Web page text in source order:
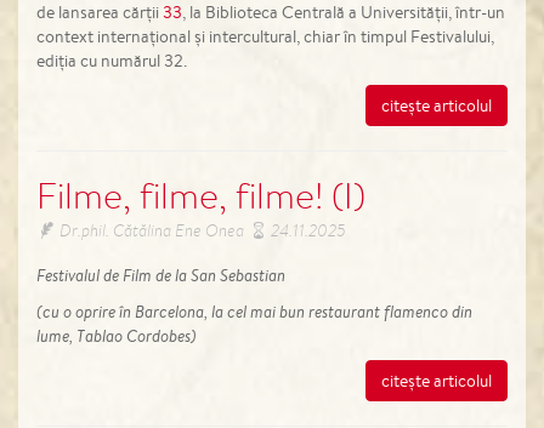
de lansarea cărții33, la Biblioteca Centrală a Universității, într-un
context internațional și intercultural, chiar în timpul Festivalului,
ediția cu numărul 32.
citește articolul
Filme, filme, filme! (I)
Dr.phil. Cătălina Ene Onea 24.11.2025
Festivalul de Film de la San Sebastian
(cu o oprire în Barcelona, la cel mai bun restaurant flamenco din
lume, Tablao Cordobes)
citește articolul